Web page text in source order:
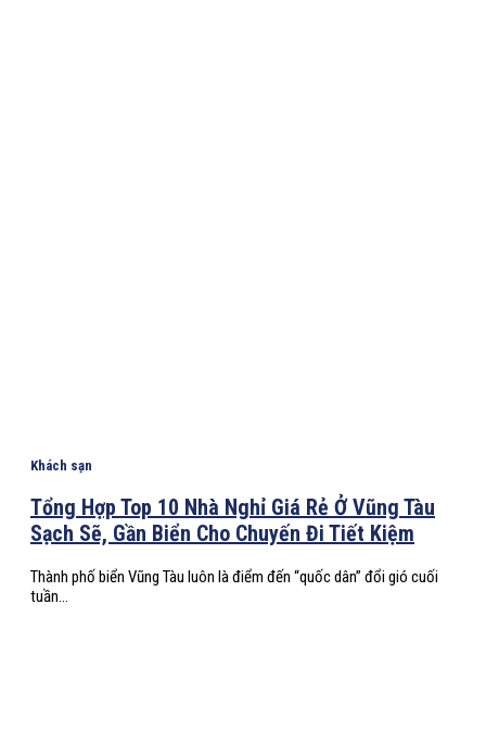
Khách sạn
Tổng Hợp Top 10 Nhà Nghỉ Giá Rẻ Ở Vũng Tàu
Sạch Sẽ, Gần Biển Cho Chuyến Đi Tiết Kiệm
Thành phố biển Vũng Tàu luôn là điểm đến “quốc dân” đổi gió cuối
tuần...